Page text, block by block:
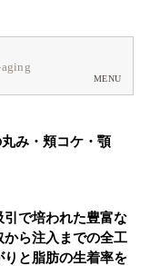
で培われた豊富な
ら注入までの全工
と脂肪の生着率を